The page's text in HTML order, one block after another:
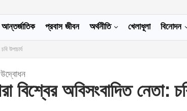
আন্তর্জাতিক প্রবাস জীবন অর্থনীতি খেলাধূলা বিনোদন
উপাচার্য
উদ্বোধন
বিশ্বের অবিসংবাদিত নেতা: